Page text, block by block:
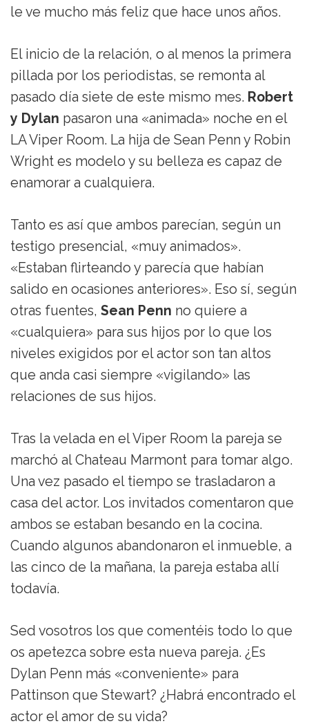
le ve mucho más feliz que hace unos años.
El inicio de la relación, o al menos la primera
pillada por los periodistas, se remonta al
pasado día siete de este mismo mes. Robert
y Dylan pasaron una «animada» noche en el
LA Viper Room. La hija de Sean Penn y Robin
Wright es modelo y su belleza es capaz de
enamorar a cualquiera.
Tanto es así que ambos parecían, según un
testigo presencial, «muy animados».
«Estaban flirteando y parecía que habían
salido en ocasiones anteriores». Eso sí, según
otras fuentes, Sean Penn no quiere a
«cualquiera» para sus hijos por lo que los
niveles exigidos por el actor son tan altos
que anda casi siempre «vigilando» las
relaciones de sus hijos.
Tras la velada en el Viper Room la pareja se
marchó al Chateau Marmont para tomar algo.
Una vez pasado el tiempo se trasladaron a
casa del actor. Los invitados comentaron que
ambos se estaban besando en la cocina.
Cuando algunos abandonaron el inmueble, a
las cinco de la mañana, la pareja estaba allí
todavía.
Sed vosotros los que comentéis todo lo que
os apetezca sobre esta nueva pareja. ¿Es
Dylan Penn más «conveniente» para
Pattinson que Stewart? ¿Habrá encontrado el
actor el amor de su vida?